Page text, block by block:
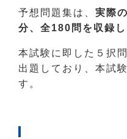
予想問題集は、 実際
分、全180問を収録し
本試験に即した５択
出題しており、本試
す。